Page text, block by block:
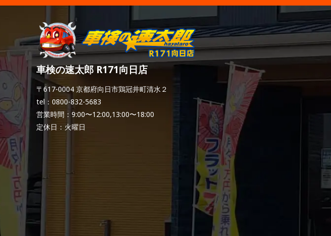
車検の速太郎 R171向日店
〒617-0004 京都府向日市鶏冠井町清水２
tel：0800-832-5683
営業時間：9:00〜12:00,13:00〜18:00
定休日：火曜日